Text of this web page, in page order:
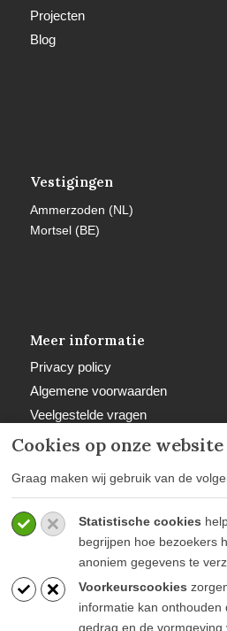
Cookies op onze website
Graag maken wij gebruik van de
Statistische cookies
begrijpen hoe bezoekers
anoniem gegevens te
Voorkeurscookies
informatie kan
gedrag en de
Projecten
Blog
Vestigingen
Ammerzoden (NL)
Mortsel (BE)
Meer informatie
Privacy policy
Algemene voorwaarden
Veelgestelde vragen
Retourbeleid
Betaalwijzen